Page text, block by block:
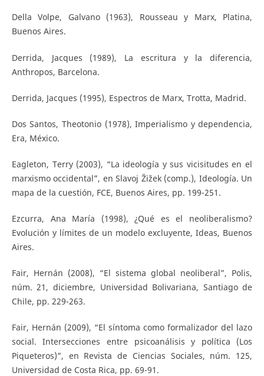
Della Volpe, Galvano (1963), Rousseau y Marx, Platina,
Buenos Aires.
Derrida, Jacques (1989), La escritura y la diferencia,
Anthropos, Barcelona.
Derrida, Jacques (1995), Espectros de Marx, Trotta, Madrid.
Dos Santos, Theotonio (1978), Imperialismo y dependencia,
Era, México.
Eagleton, Terry (2003), “La ideología y sus vicisitudes en el
marxismo occidental”, en Slavoj Žižek (comp.), Ideología. Un
mapa de la cuestión, FCE, Buenos Aires, pp. 199-251.
Ezcurra, Ana María (1998), ¿Qué es el neoliberalismo?
Evolución y límites de un modelo excluyente, Ideas, Buenos
Aires.
Fair, Hernán (2008), “El sistema global neoliberal”, Polis,
núm. 21, diciembre, Universidad Bolivariana, Santiago de
Chile, pp. 229-263.
Fair, Hernán (2009), “El síntoma como formalizador del lazo
social. Intersecciones entre psicoanálisis y política (Los
Piqueteros)”, en Revista de Ciencias Sociales, núm. 125,
Universidad de Costa Rica, pp. 69-91.